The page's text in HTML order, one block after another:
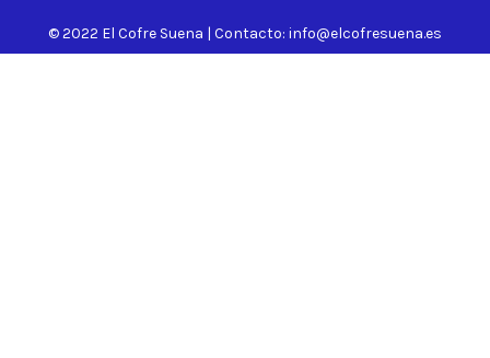
© 2022 El Cofre Suena | Contacto: info@elcofresuena.es